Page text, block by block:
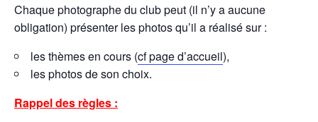
Chaque photographe du club peut (il n’y a aucune
obligation) présenter les photos qu’il a réalisé sur :
les thèmes en cours (cf page d’accueil),
les photos de son choix.
Rappel des règles :